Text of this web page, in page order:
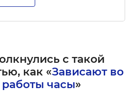
с такой
как «Зависают во
часы»